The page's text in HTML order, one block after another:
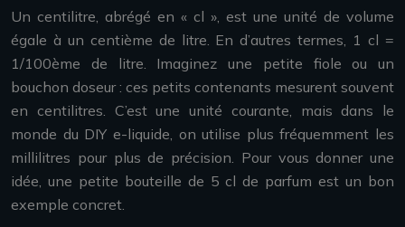
Un centilitre, abrégé en « cl », est une unité de volume
égale à un centième de litre. En d’autres termes, 1 cl =
1/100ème de litre. Imaginez une petite fiole ou un
bouchon doseur : ces petits contenants mesurent souvent
en centilitres. C’est une unité courante, mais dans le
monde du DIY e-liquide, on utilise plus fréquemment les
millilitres pour plus de précision. Pour vous donner une
idée, une petite bouteille de 5 cl de parfum est un bon
exemple concret.